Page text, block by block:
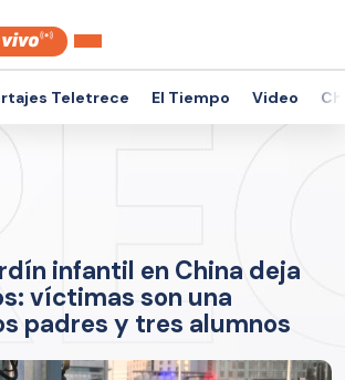
Teletrece El Tiempo Video
infantil en China deja
víctimas son una
padres y tres alumnos